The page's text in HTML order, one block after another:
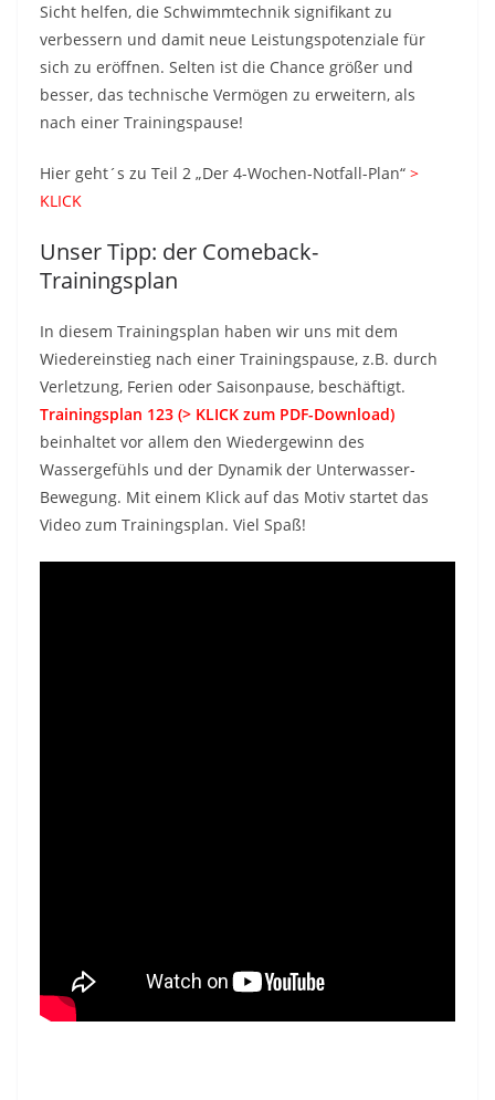
Sicht helfen, die Schwimmtechnik signifikant zu
verbessern und damit neue Leistungspotenziale für
sich zu eröffnen. Selten ist die Chance größer und
besser, das technische Vermögen zu erweitern, als
nach einer Trainingspause!
Hier geht´s zu Teil 2 „Der 4-Wochen-Notfall-Plan“ >
KLICK
Unser Tipp: der Comeback-
Trainingsplan
In diesem Trainingsplan haben wir uns mit dem
Wiedereinstieg nach einer Trainingspause, z.B. durch
Verletzung, Ferien oder Saisonpause, beschäftigt.
Trainingsplan 123 (> KLICK zum PDF-Download)
beinhaltet vor allem den Wiedergewinn des
Wassergefühls und der Dynamik der Unterwasser-
Bewegung. Mit einem Klick auf das Motiv startet das
Video zum Trainingsplan. Viel Spaß!